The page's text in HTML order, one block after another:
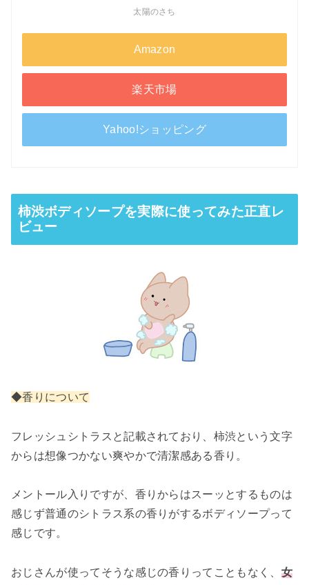
太陽のさち
Amazon
楽天市場
Yahoo!ショッピング
柿渋ボディソープを実際に使ってみた正直レ
ビュー
◆香りについて
フレッシュシトラスと記載されており、柿渋という文字
からは想像つかない爽やかで清潔感ある香り。
メントール入りですが、香りからはスーッとするものは
感じず普通のシトラス系の香りがするボディソープって
感じです。
おじさんが使ってそうな感じの香りってこともなく、 女